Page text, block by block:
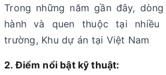
Trong những năm gần đây,
hành và quen thuộc tại nhiều
trường, Khu dự án tại Việt Nam
2. Điểm nổi bật kỹ thuật: